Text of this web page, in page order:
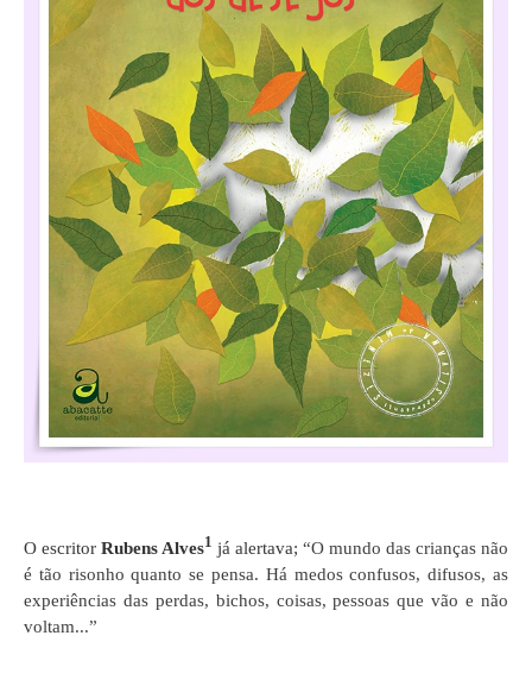
O escritor Rubens Alves1 já alertava; “O mundo das crianças não
é tão risonho quanto se pensa. Há medos confusos, difusos, as
experiências das perdas, bichos, coisas, pessoas que vão e não
voltam...”